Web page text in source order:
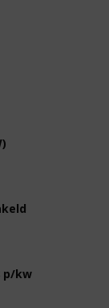
p/kw